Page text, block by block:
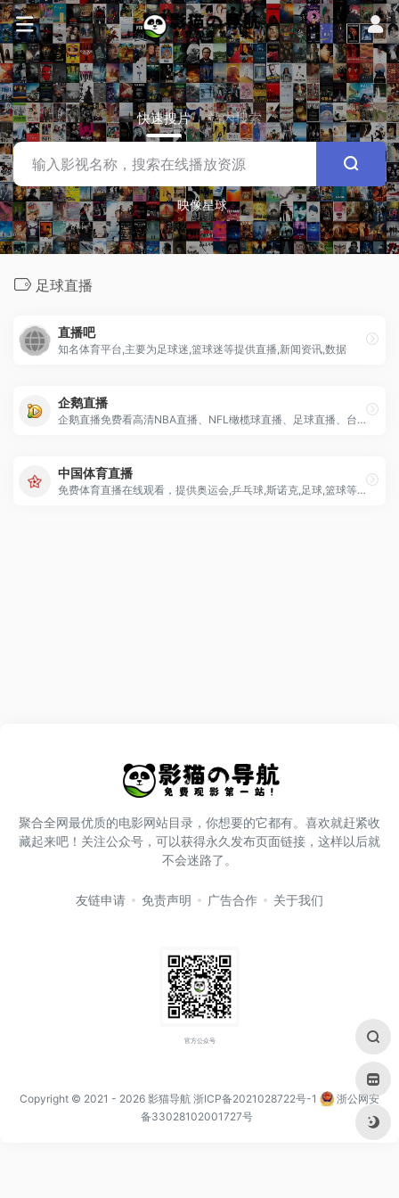
快速搜片 站内搜索
映像星球
足球直播
直播吧
知名体育平台,主要为足球迷,篮球迷等提供直播,新闻资讯,数据
企鹅直播
企鹅直播免费看高清NBA直播、NFL橄榄球直播、足球直播、台球直播等直播
中国体育直播
免费体育直播在线观看，提供奥运会,乒乓球,斯诺克,足球,篮球等比赛视频
聚合全网最优质的电影网站目录，你想要的它都有。喜欢就赶紧收
藏起来吧！关注公众号，可以获得永久发布页面链接，这样以后就
不会迷路了。
友链申请 免责声明 广告合作 关于我们
官方公众号
Copyright © 2021 - 2026 影猫导航 浙ICP备2021028722号-1
浙公网安
备33028102001727号